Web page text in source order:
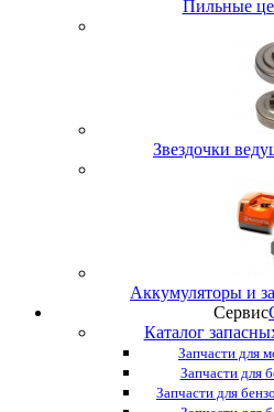
Пильные
Звездочки
Аккумуляторы и
Сервис
Каталог
Запчасти для
Запчасти для
Запчасти для